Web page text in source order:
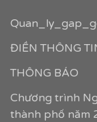
ĐIỀN THÔNG
THÔNG BÁO
Chương trình
thành phố năm